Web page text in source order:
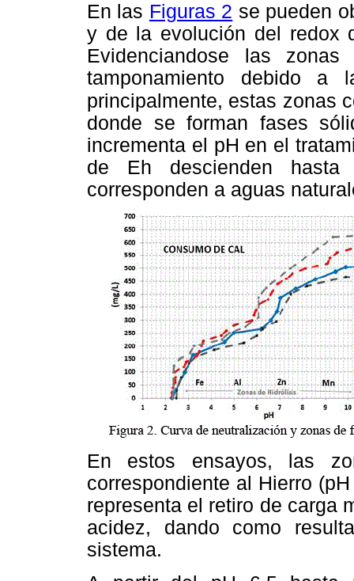
En las Figuras 2 se pueden
y de la evolución del redox
Evidenciandose las
tamponamiento debido
principalmente, estas zonas
donde se forman fases
incrementa el pH en el
de Eh descienden
corresponden a aguas
En estos ensayos, las
correspondiente al Hierro
representa el retiro de carga
acidez, dando como
sistema.